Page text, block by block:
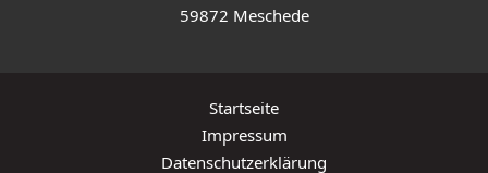
59872 Meschede
Startseite
Impressum
Datenschutzerklärung